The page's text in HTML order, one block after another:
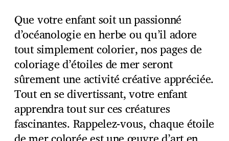
Que votre enfant soit un passionné
d’océanologie en herbe ou qu’il adore
tout simplement colorier, nos pages de
coloriage d’étoiles de mer seront
sûrement une activité créative appréciée.
Tout en se divertissant, votre enfant
apprendra tout sur ces créatures
fascinantes. Rappelez-vous, chaque étoile